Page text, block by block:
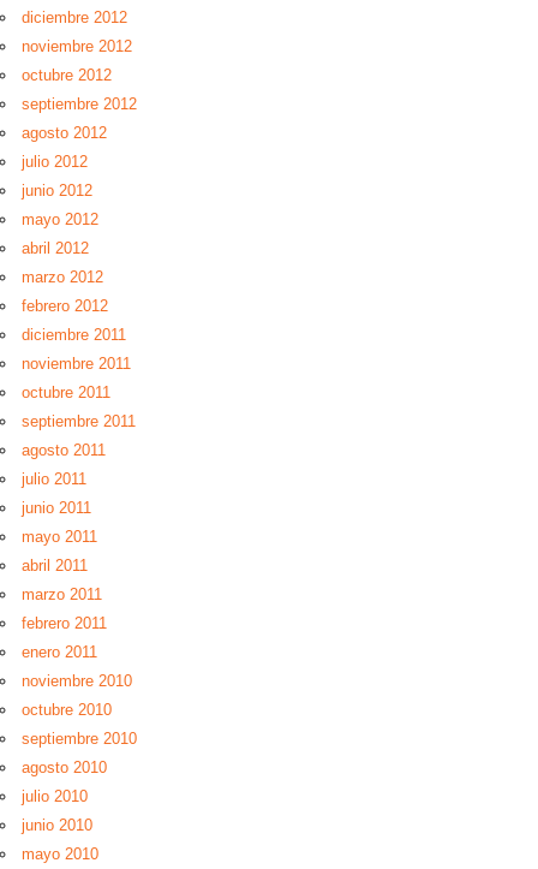
diciembre 2012
noviembre 2012
octubre 2012
septiembre 2012
agosto 2012
julio 2012
junio 2012
mayo 2012
abril 2012
marzo 2012
febrero 2012
diciembre 2011
noviembre 2011
octubre 2011
septiembre 2011
agosto 2011
julio 2011
junio 2011
mayo 2011
abril 2011
marzo 2011
febrero 2011
enero 2011
noviembre 2010
octubre 2010
septiembre 2010
agosto 2010
julio 2010
junio 2010
mayo 2010